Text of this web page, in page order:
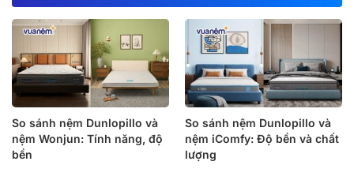
So sánh nệm Dunlopillo và
nệm Wonjun: Tính năng, độ
bền
So sánh nệm Dunlopillo và
nệm iComfy: Độ bền và chất
lượng